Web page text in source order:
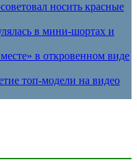
носить красные
в мини-шортах и
в откровенном виде
топ-модели на видео